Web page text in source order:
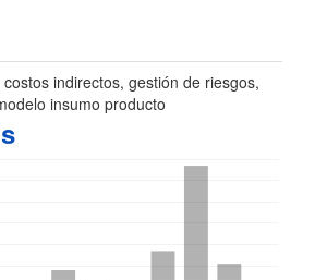
indirectos, gestión de riesgos,
insumo producto